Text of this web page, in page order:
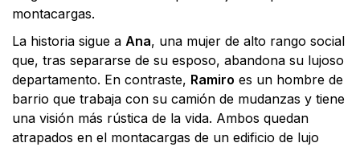
montacargas.
La historia sigue a Ana, una mujer de alto rango social
que, tras separarse de su esposo, abandona su lujoso
departamento. En contraste, Ramiro es un hombre de
barrio que trabaja con su camión de mudanzas y tiene
una visión más rústica de la vida. Ambos quedan
atrapados en el montacargas de un edificio de lujo